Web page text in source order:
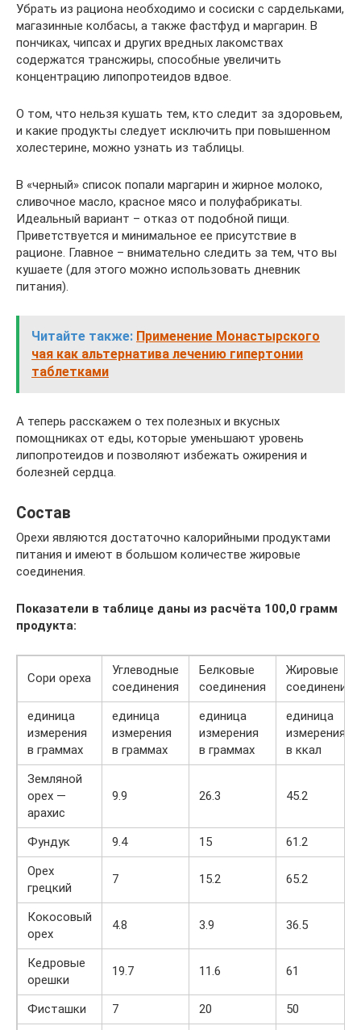
Убрать из рациона необходимо и сосиски с сардельками,
магазинные колбасы, а также фастфуд и маргарин. В
пончиках, чипсах и других вредных лакомствах
содержатся трансжиры, способные увеличить
концентрацию липопротеидов вдвое.
О том, что нельзя кушать тем, кто следит за здоровьем,
и какие продукты следует исключить при повышенном
холестерине, можно узнать из таблицы.
В «черный» список попали маргарин и жирное молоко,
сливочное масло, красное мясо и полуфабрикаты.
Идеальный вариант – отказ от подобной пищи.
Приветствуется и минимальное ее присутствие в
рационе. Главное – внимательно следить за тем, что вы
кушаете (для этого можно использовать дневник
питания).
Читайте также: Применение Монастырского
чая как альтернатива лечению гипертонии
таблетками
А теперь расскажем о тех полезных и вкусных
помощниках от еды, которые уменьшают уровень
липопротеидов и позволяют избежать ожирения и
болезней сердца.
Состав
Орехи являются достаточно калорийными продуктами
питания и имеют в большом количестве жировые
соединения.
Показатели в таблице даны из расчёта 100,0 грамм
продукта:
Сори ореха
Углеводные
соединения
Белковые
соединения
Жировые
соединения
единица
измерения
в граммах
единица
измерения
в граммах
единица
измерения
в граммах
единица
измерения
в ккал
Земляной
орех —
арахис
9.9 26.3 45.2
Фундук 9.4 15
61.2
Орех
грецкий
7 15.2 65.2
Кокосовый
орех
4.8 3.9 36.5
Кедровые
орешки
19.7 11.6 61
Фисташки 7 20 50